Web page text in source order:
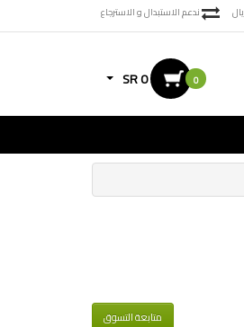
ندعم الاستبدال و الاسترجاع
0
SR 0
متابعة التسوق